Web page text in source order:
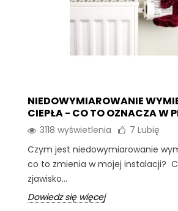
NIEDOWYMIAROWANIE
CIEPŁA - CO TO OZNACZA W
3118 wyświetlenia 7 Lubię
Czym jest niedowymiarowanie
co to zmienia w mojej instalacji?
zjawisko...
Dowiedz się więcej